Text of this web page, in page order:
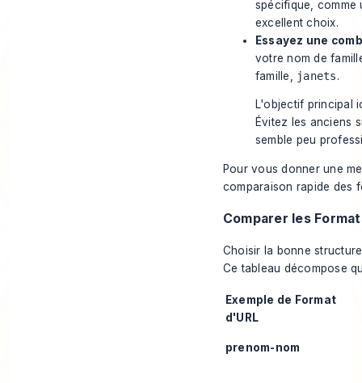
spécifique, comme
excellent choix.
Essayez une
votre nom de
famille,
janets.
L'objectif principal
Évitez les anciens
semble peu
Pour vous donner une
comparaison rapide des
Comparer les
Choisir la bonne
Ce tableau décompose
Exemple de Format
d'URL
prenom-nom